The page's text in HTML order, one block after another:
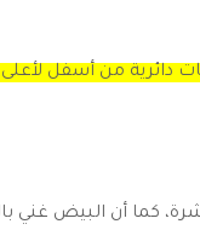
دائرية من أسفل لأعلى
كما أن البيض غني